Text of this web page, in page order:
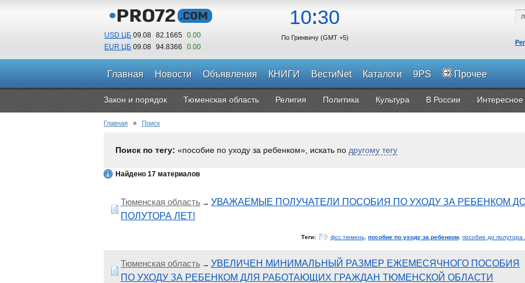
USD ЦБ 09.08 82.1665 0.00
EUR ЦБ 09.08 94.8366 0.00
10 30
По Гринвичу (GMT +5)
Главная Новости Объявления КНИГИ ВестиNet Каталоги 9PS Прочее
Закон и порядок Тюменская область Религия Политика Культура В России Интересное
Главная » Поиск
Поиск по тегу: «пособие по уходу за ребенком», искать по другому тегу
Найдено 17 материалов
Тюменская область → УВАЖАЕМЫЕ ПОЛУЧАТЕЛИ ПОСОБИЯ ПО УХОДУ ЗА РЕБЕНКОМ
ПОЛУТОРА ЛЕТ!
Теги: фсс тюмень пособие по уходу за ребенком пособие до полутора
Тюменская область → УВЕЛИЧЕН МИНИМАЛЬНЫЙ РАЗМЕР ЕЖЕМЕСЯЧНОГО ПОСОБИЯ
ПО УХОДУ ЗА РЕБЕНКОМ ДЛЯ РАБОТАЮЩИХ ГРАЖДАН ТЮМЕНСКОЙ ОБЛАСТИ